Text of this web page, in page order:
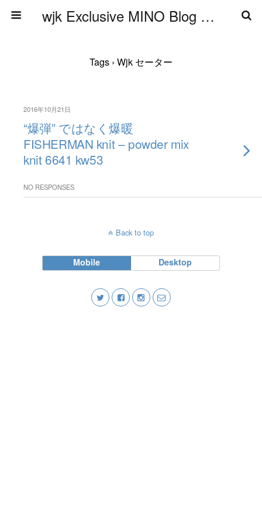
wjk Exclusive MINO Blog ブログ
Tags › Wjk セーター
2016年10月21日
“爆弾” ではなく爆暖
FISHERMAN knit – powder mix
knit 6641 kw53
NO RESPONSES
Back to top
Mobile Desktop